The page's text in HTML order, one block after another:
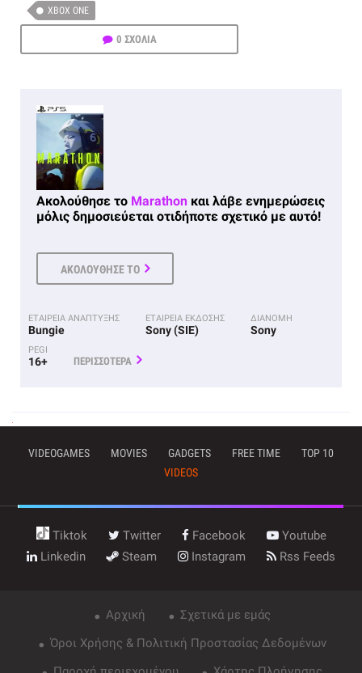
XBOX ONE
0 ΣΧΟΛΙΑ
Ακολούθησε το Marathon και λάβε ενημερώσεις
μόλις δημοσιεύεται οτιδήποτε σχετικό με αυτό!
ΑΚΟΛΟΥΘΗΣΕ ΤΟ
ΕΤΑΙΡΕΙΑ ΑΝΑΠΤΥΞΗΣ
Bungie
ΕΤΑΙΡΕΙΑ ΕΚΔΟΣΗΣ
Sony (SIE)
ΔΙΑΝΟΜΗ
Sony
PEGI
16+ ΠΕΡΙΣΣΟΤΕΡΑ
VIDEOGAMES MOVIES GADGETS FREE TIME
TOP 10
VIDEOS
Tiktok Twitter Facebook
Youtube
Linkedin
Steam Instagram Rss Feeds
Αρχική
Σχετικά με εμάς
Όροι Χρήσης & Πολιτική Προστασίας Δεδομένων